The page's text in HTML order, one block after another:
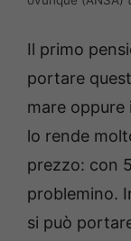
Il primo
portare
mare oppure
lo rende
prezzo: con
problemino.
si può